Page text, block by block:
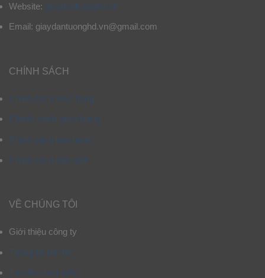
Website: giaydantuonghd.vn
Email: giaydantuonghd.vn@gmail.com
CHÍNH SÁCH
Chính sách mua hàng
Chính sách giao hàng
Chính sách bảo hành
Chính sách bảo mật
VỀ CHÚNG TÔI
Giới thiệu công ty
Thông tin liên hệ
Tư vấn chọn mẫu